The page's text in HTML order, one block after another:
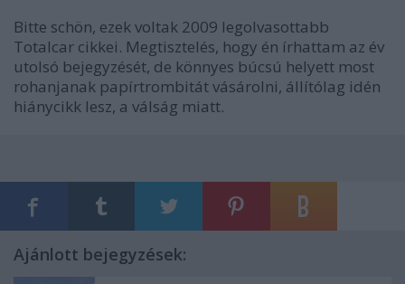
Bitte schön, ezek voltak 2009 legolvasottabb
Totalcar cikkei. Megtisztelés, hogy én írhattam az év
utolsó bejegyzését, de könnyes búcsú helyett most
rohanjanak papírtrombitát vásárolni, állítólag idén
hiánycikk lesz, a válság miatt.
Ajánlott bejegyzések: